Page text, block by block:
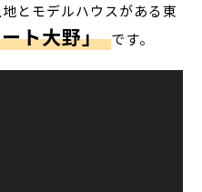
とモデルハウスがある東
ト大野」 です。